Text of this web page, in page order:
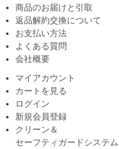
商品のお届けと引取
返品解約交換について
お支払い方法
よくある質問
会社概要
マイアカウント
カートを見る
ログイン
新規会員登録
クリーン＆
セーフティガードシステム